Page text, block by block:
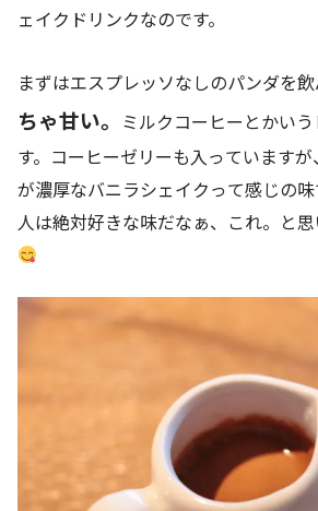
ェイクドリンクなのです。
まずはエスプレッソなしのパンダを飲
ちゃ甘い。 ミルクコーヒーとかい
す。コーヒーゼリーも入っています
が濃厚なバニラシェイクって感じの
人は絶対好きな味だなぁ、これ。と